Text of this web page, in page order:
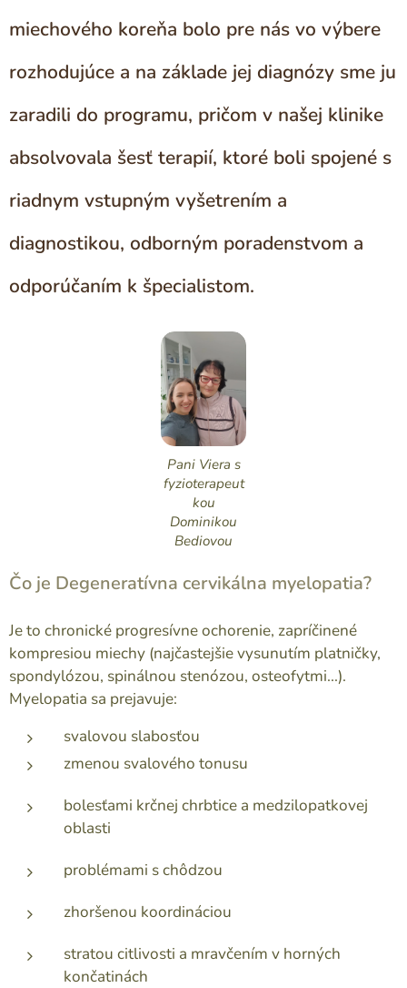
miechového koreňa bolo pre nás vo výbere
rozhodujúce a na základe jej diagnózy sme ju
zaradili do programu, pričom v našej klinike
absolvovala šesť terapií, ktoré boli spojené s
riadnym vstupným vyšetrením a
diagnostikou, odborným poradenstvom a
odporúčaním k špecialistom.
Pani Viera s
fyzioterapeut
kou
Dominikou
Bediovou
Čo je Degeneratívna cervikálna myelopatia?
Je to chronické progresívne ochorenie, zapríčinené
kompresiou miechy (najčastejšie vysunutím platničky,
spondylózou, spinálnou stenózou, osteofytmi...).
Myelopatia sa prejavuje:
svalovou slabosťou
zmenou svalového tonusu
bolesťami krčnej chrbtice a medzilopatkovej
oblasti
problémami s chôdzou
zhoršenou koordináciou
stratou citlivosti a mravčením v horných
končatinách